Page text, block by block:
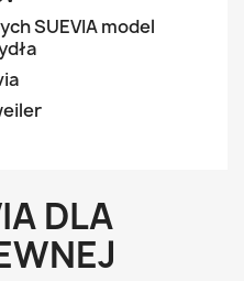
SUEVIA model
DLA